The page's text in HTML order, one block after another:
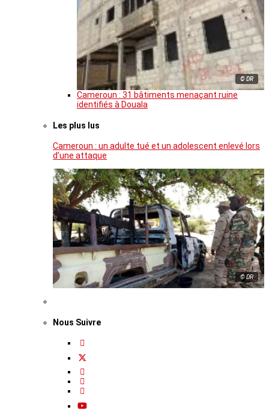
© DR
Cameroun : 31 bâtiments menaçant ruine
identifiés à Douala
Les plus lus
Cameroun : un adulte tué et un adolescent enlevé lors
d’une attaque
© DR
Nous Suivre